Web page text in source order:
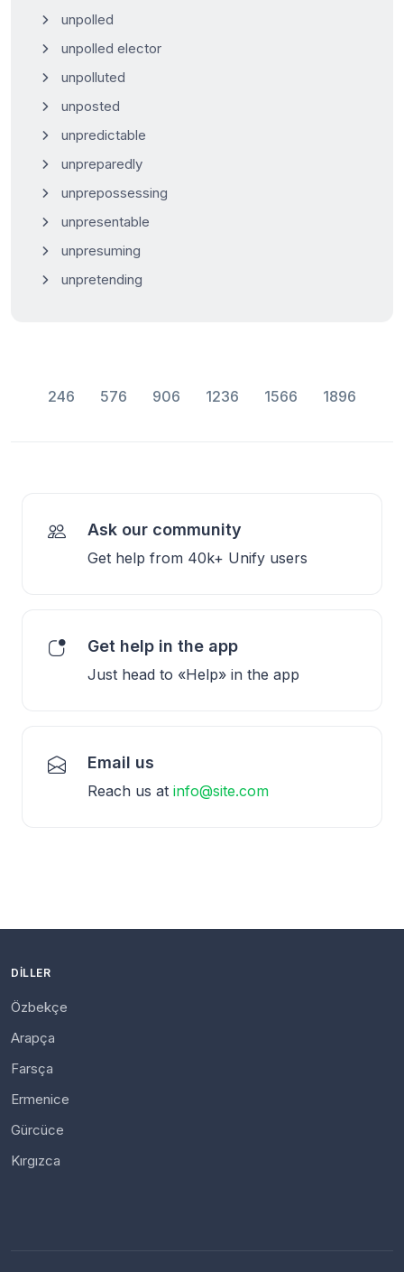
unpolled
unpolled elector
unpolluted
unposted
unpredictable
unpreparedly
unprepossessing
unpresentable
unpresuming
unpretending
246 576 906 1236 1566 1896
Ask our community
Get help from 40k+ Unify users
Get help in the app
Just head to «Help» in the app
Email us
Reach us at info@site.com
DILLER
Özbekçe
Arapça
Farsça
Ermenice
Gürcüce
Kırgızca